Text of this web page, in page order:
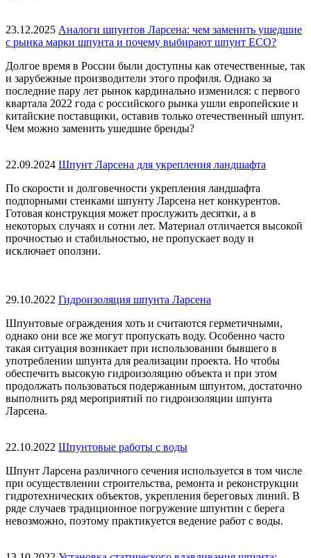
23.12.2025 Аналоги шпунтов Ларсена: чем заменить ушедшие
с рынка марки шпунта и почему выбирают шпунт ECO?
Долгое время в России были доступны как отечественные, так
и зарубежные производители этого профиля. Однако за
последние пару лет рынок кардинально изменился: с первого
квартала 2022 года с российского рынка ушли европейские и
китайские поставщики, оставив только отечественный шпунт.
Чем можно заменить ушедшие бренды?
22.09.2024 Шпунт Ларсена для укрепления ландшафта
По скорости и долговечности укрепления ландшафта
подпорными стенками шпунту Ларсена нет конкурентов.
Готовая конструкция может прослужить десятки, а в
некоторых случаях и сотни лет. Материал отличается высокой
прочностью и стабильностью, не пропускает воду и
исключает оползни.
29.10.2022 Гидроизоляция шпунта Ларсена
Шпунтовые ограждения хоть и считаются герметичными,
однако они все же могут пропускать воду. Особенно часто
такая ситуация возникает при использовании бывшего в
употреблении шпунта для реализации проекта. Но чтобы
обеспечить высокую гидроизоляцию объекта и при этом
продолжать пользоваться подержанным шпунтом, достаточно
выполнить ряд мероприятий по гидроизоляции шпунта
Ларсена.
22.10.2022 Шпунтовые работы с воды
Шпунт Ларсена различного сечения используется в том числе
при осуществлении строительства, ремонта и реконструкции
гидротехнических объектов, укрепления береговых линий. В
ряде случаев традиционное погружение шпунтин с берега
невозможно, поэтому практикуется ведение работ с воды.